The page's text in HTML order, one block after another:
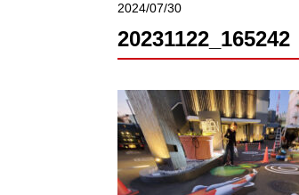
2024/07/30
20231122_165242